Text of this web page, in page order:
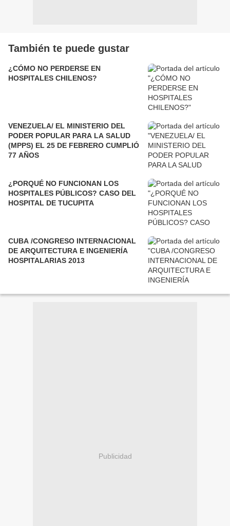
También te puede gustar
¿CÓMO NO PERDERSE EN
HOSPITALES CHILENOS?
VENEZUELA/ EL MINISTERIO DEL
PODER POPULAR PARA LA SALUD
(MPPS) EL 25 DE FEBRERO CUMPLIÓ
77 AÑOS
¿PORQUÉ NO FUNCIONAN LOS
HOSPITALES PÚBLICOS? CASO DEL
HOSPITAL DE TUCUPITA
CUBA /CONGRESO INTERNACIONAL
DE ARQUITECTURA E INGENIERÍA
HOSPITALARIAS 2013
Publicidad